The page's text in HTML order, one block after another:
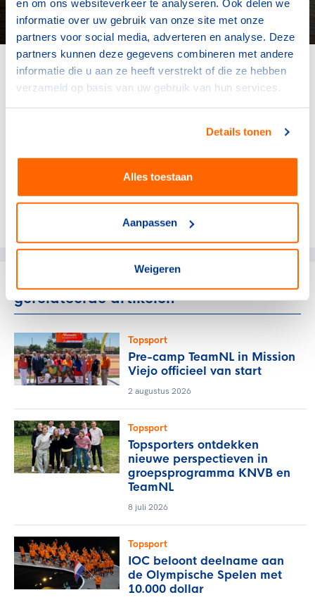
en om ons websiteverkeer te analyseren. Ook delen we
informatie over uw gebruik van onze site met onze
partners voor social media, adverteren en analyse. Deze
partners kunnen deze gegevens combineren met andere
informatie die u aan ze heeft verstrekt of die ze hebben
verzameld op basis van uw gebruik van hun services.
Details tonen
Alles toestaan
Aanpassen
Weigeren
Caspar van den Berg (Universiteiten van
Nederland), André Cats (NOC*NSF) en Marije
Deel dit artikel op social media:
gerelateerde artikelen
Topsport
Pre-camp TeamNL in Mission
Viejo officieel van start
2 augustus 2026
Topsport
Topsporters ontdekken
nieuwe perspectieven in
groepsprogramma KNVB en
TeamNL
8 juli 2026
Topsport
IOC beloont deelname aan
de Olympische Spelen met
10.000 dollar